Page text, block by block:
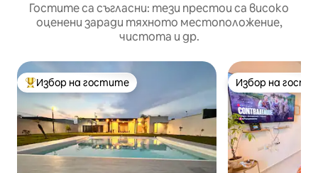
Гостите са съгласни: тези престои са високо
оценени заради тяхното местоположение,
чистота и др.
Най-популярен избор на гостите
Избор на гостите Избор на
Избор на